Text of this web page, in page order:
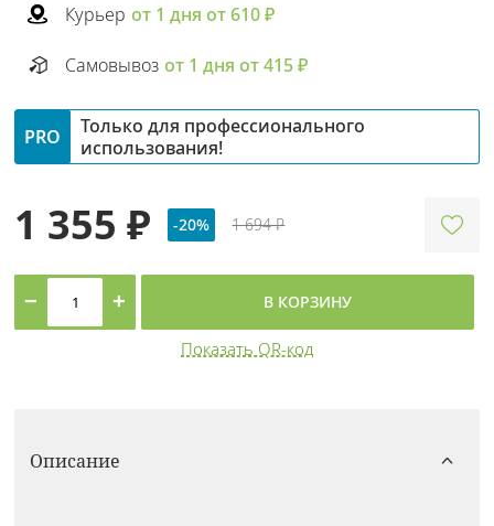
Курьер от 1 дня от 610 ₽
Самовывоз от 1 дня от 415 ₽
PRO
Только для профессионального
использования!
1 355 ₽ -20% 1 694 ₽
− + В КОРЗИНУ
Показать QR-код
Описание